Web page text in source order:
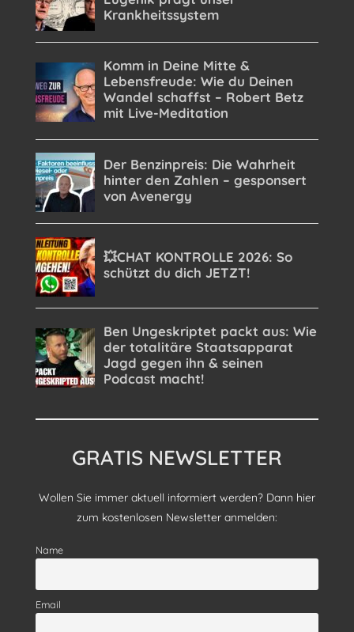
GRATIS NEWSLETTER
Wollen Sie immer aktuell informiert werden? Dann hier
zum kostenlosen Newsletter anmelden:
Name
Email